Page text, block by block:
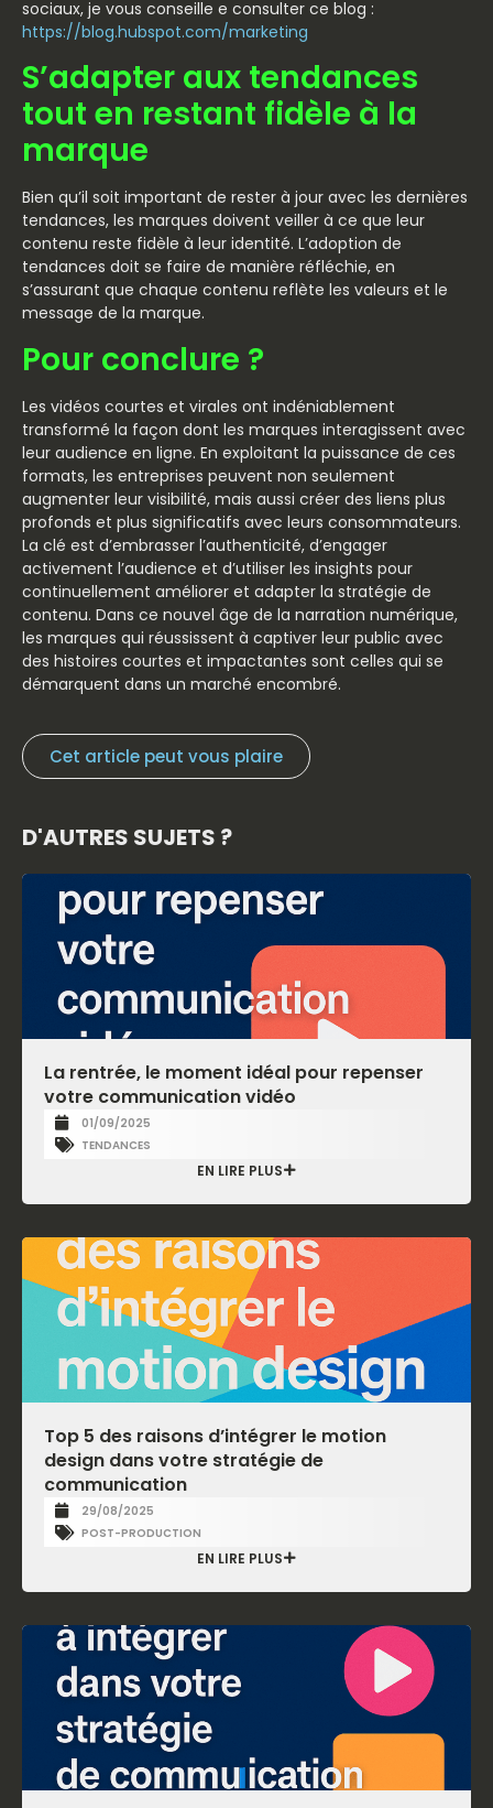
sociaux, je vous conseille e consulter ce blog :
https://blog.hubspot.com/marketing
S’adapter aux tendances
tout en restant fidèle à la
marque
Bien qu’il soit important de rester à jour avec les dernières
tendances, les marques doivent veiller à ce que leur
contenu reste fidèle à leur identité. L’adoption de
tendances doit se faire de manière réfléchie, en
s’assurant que chaque contenu reflète les valeurs et le
message de la marque.
Pour conclure ?
Les vidéos courtes et virales ont indéniablement
transformé la façon dont les marques interagissent avec
leur audience en ligne. En exploitant la puissance de ces
formats, les entreprises peuvent non seulement
augmenter leur visibilité, mais aussi créer des liens plus
profonds et plus significatifs avec leurs consommateurs.
La clé est d’embrasser l’authenticité, d’engager
activement l’audience et d’utiliser les insights pour
continuellement améliorer et adapter la stratégie de
contenu. Dans ce nouvel âge de la narration numérique,
les marques qui réussissent à captiver leur public avec
des histoires courtes et impactantes sont celles qui se
démarquent dans un marché encombré.
Cet article peut vous plaire
D'AUTRES SUJETS ?
La rentrée, le moment idéal pour repenser
votre communication vidéo
01/09/2025
TENDANCES
EN LIRE PLUS
Top 5 des raisons d’intégrer le motion
design dans votre stratégie de
communication
29/08/2025
POST-PRODUCTION
EN LIRE PLUS